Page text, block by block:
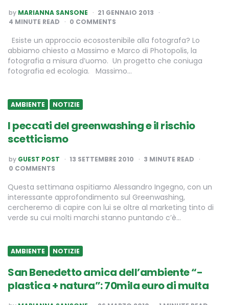
POSTED
BY
by MARIANNA SANSONE
21 GENNAIO 2013
4 MINUTE READ 0 COMMENTS
Esiste un approccio ecosostenibile alla fotografa? Lo
abbiamo chiesto a Massimo e Marco di Photopolis, la
fotografia a misura d’uomo. Un progetto che coniuga
fotografia ed ecologia. Massimo…
AMBIENTE NOTIZIE
I peccati del greenwashing e il rischio
scetticismo
POSTED
BY
by GUEST POST 13 SETTEMBRE 2010 3 MINUTE READ
0 COMMENTS
Questa settimana ospitiamo Alessandro Ingegno, con un
interessante approfondimento sul Greenwashing,
cercheremo di capire con lui se oltre al marketing tinto di
verde su cui molti marchi stanno puntando c’è…
AMBIENTE NOTIZIE
San Benedetto amica dell’ambiente “-
plastica + natura”: 70mila euro di multa